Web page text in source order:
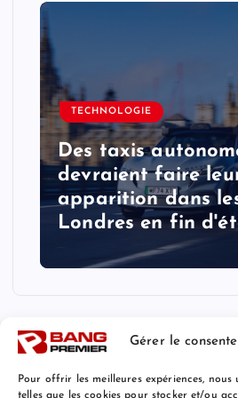
Gérer le
Pour offrir les meilleures expériences, nous
telles que les cookies pour stocker et/ou
TECHNOLOGIE
Des taxis
devraient faire
apparition dans
Londres en fin